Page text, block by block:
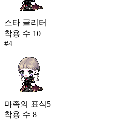
스타 글리터
착용 수 10
#4
마족의 표식5
착용 수 8